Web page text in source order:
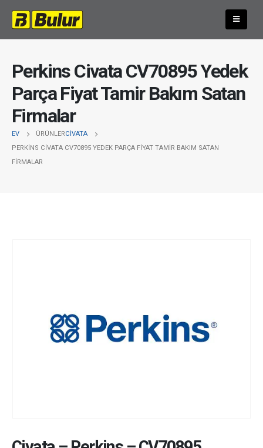
Perkins Civata CV70895 Yedek
Parça Fiyat Tamir Bakım Satan
Firmalar
EV ÜRÜNLERCIVATA
PERKINS CIVATA CV70895 YEDEK PARÇA FIYAT TAMIR BAKIM SATAN
FIRMALAR